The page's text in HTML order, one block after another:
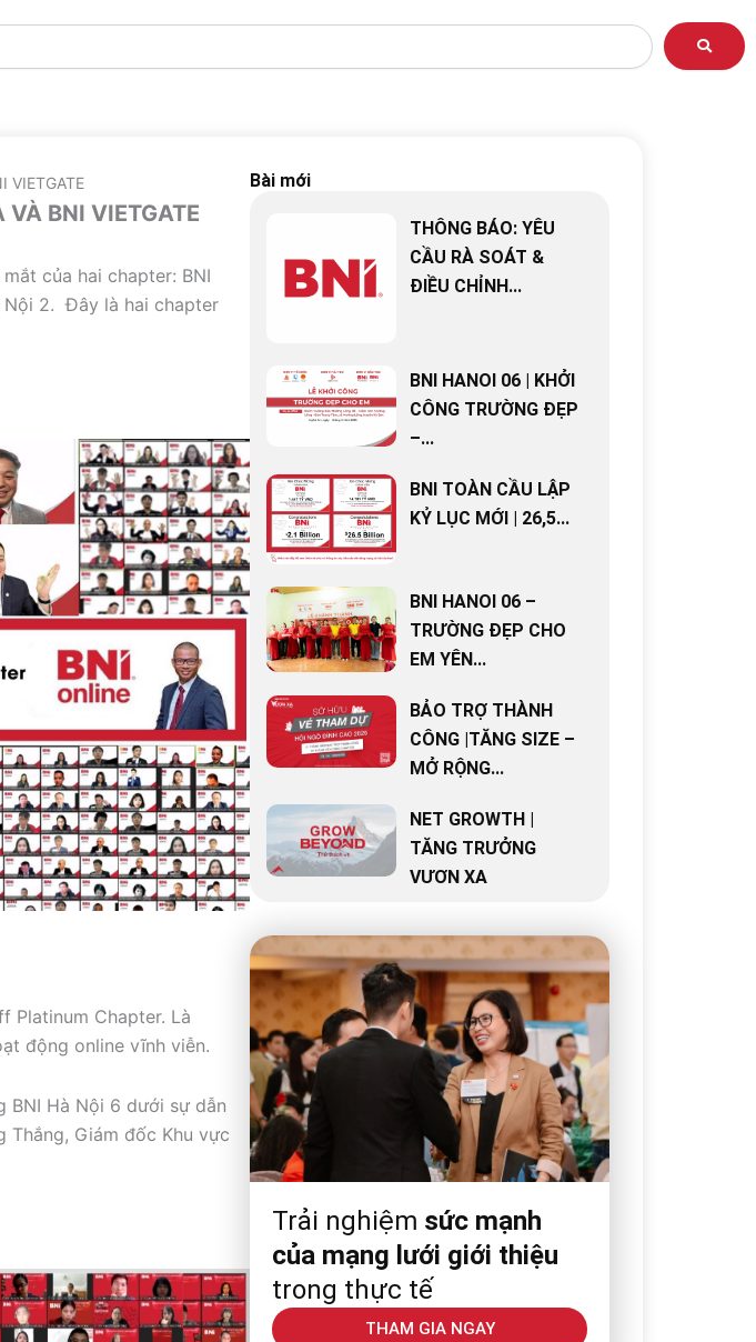
VIETGATE
BNI VIETGATE
của hai chapter: BNI
Nội 2. Đây là hai chapter
Platinum Chapter. Là
động online vĩnh viễn.
BNI Hà Nội 6 dưới sự dẫn
Thắng, Giám đốc Khu vực
Bài mới
THÔNG BÁO: YÊU
CẦU RÀ SOÁT &
ĐIỀU CHỈNH...
BNI HANOI 06 | KHỞI
CÔNG TRƯỜNG ĐẸP
–...
BNI TOÀN CẦU LẬP
KỶ LỤC MỚI | 26,5...
BNI HANOI 06 –
TRƯỜNG ĐẸP CHO
EM YÊN...
BẢO TRỢ THÀNH
CÔNG |TĂNG SIZE –
MỞ RỘNG...
NET GROWTH |
TĂNG TRƯỞNG
VƯƠN XA
Trải nghiệm sức mạnh
của mạng lưới giới thiệu
trong thực tế
THAM GIA NGAY